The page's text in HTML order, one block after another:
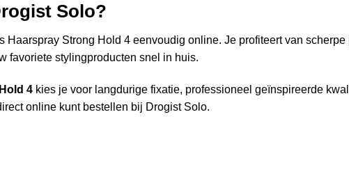
Solo?
Haarspray Strong Hold 4 eenvoudig online. Je profiteert van
favoriete stylingproducten snel in huis.
4 kies je voor langdurige fixatie, professioneel geïnspireerde
online kunt bestellen bij Drogist Solo.